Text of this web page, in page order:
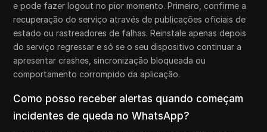
e pode fazer logout no pior momento. Primeiro, confirme a
recuperação do serviço através de publicações oficiais de
estado ou rastreadores de falhas. Reinstale apenas depois
do serviço regressar e só se o seu dispositivo continuar a
apresentar crashes, sincronização bloqueada ou
comportamento corrompido da aplicação.
Como posso receber alertas quando começam
incidentes de queda no WhatsApp?